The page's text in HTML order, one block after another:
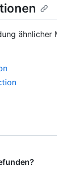
ähnlicher